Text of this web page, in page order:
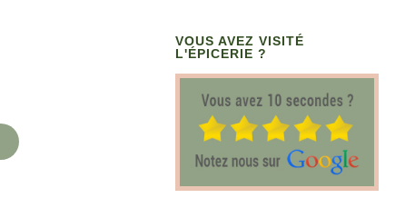
VOUS AVEZ VISITÉ
L'ÉPICERIE ?